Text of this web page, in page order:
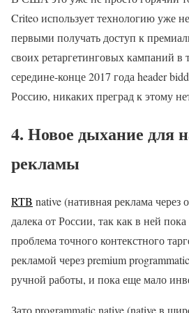
Criteo использует технологию уже
первыми получать доступ к
своих ретаргетинговых кампаний в
середине-конце 2017 года header
Россию, никаких преград к этому
4. Новое дыхание для
рекламы
RTB native (нативная реклама
далека от России, так как в ней
проблема точного контекстного
рекламой через premium
ручной работы, и пока еще мало